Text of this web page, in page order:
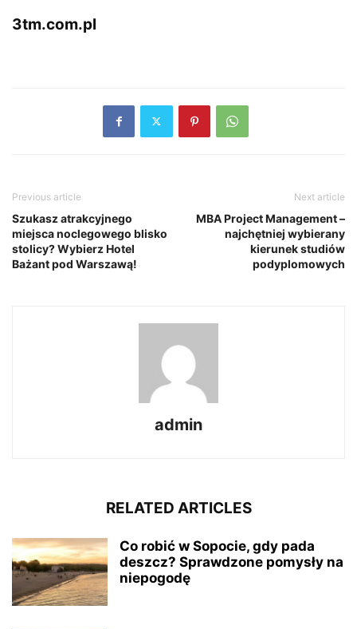
3tm.com.pl
Previous article
Szukasz atrakcyjnego
miejsca noclegowego blisko
stolicy? Wybierz Hotel
Bażant pod Warszawą!
Next article
MBA Project Management –
najchętniej wybierany
kierunek studiów
podyplomowych
admin
RELATED ARTICLES
Co robić w Sopocie, gdy pada
deszcz? Sprawdzone pomysły na
niepogodę